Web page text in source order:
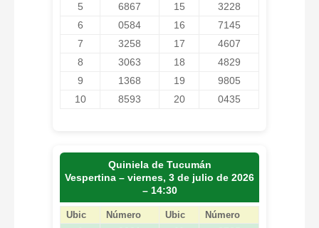
5
6867 15
3228
6
0584 16
7145
7
3258 17
4607
8
3063 18
4829
9
1368 19
9805
10
8593 20 0435
Quiniela de Tucumán
Vespertina – viernes, 3 de julio de 2026
– 14:30
Ubic Número Ubic Número